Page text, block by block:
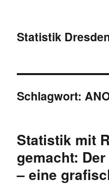
Statistik
Schlagwort:
Statistik mit
gemacht:
– eine